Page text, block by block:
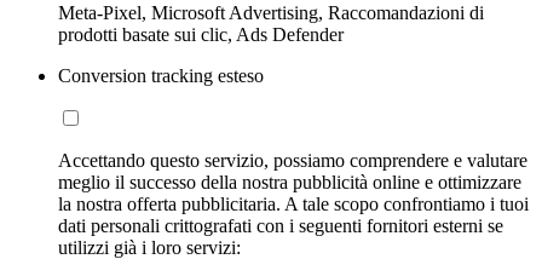
Meta-Pixel, Microsoft Advertising, Raccomandazioni di
prodotti basate sui clic, Ads Defender
Conversion tracking esteso
Accettando questo servizio, possiamo comprendere e valutare
meglio il successo della nostra pubblicità online e ottimizzare
la nostra offerta pubblicitaria. A tale scopo confrontiamo i tuoi
dati personali crittografati con i seguenti fornitori esterni se
utilizzi già i loro servizi: